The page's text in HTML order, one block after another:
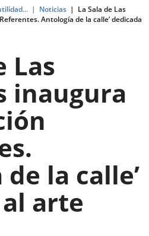
Noticias
La Sala de Las
Antología de la calle’ dedicada
Las
inaugura
la calle’
arte